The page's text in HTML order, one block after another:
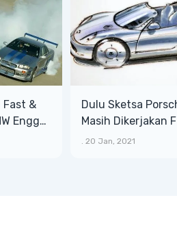
Fast &
Enggak
Dulu Sketsa
Masih Dikerjakan
Begini Hasilnya
. 20 Jan, 2021